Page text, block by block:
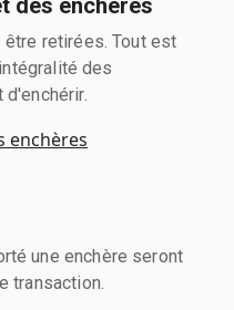
retirées. Tout est
des
enchères
une enchère seront
transaction.